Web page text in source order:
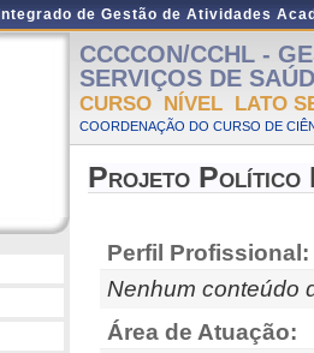
de Gestão de Atividades
CCCCON/CCHL -
SERVIÇOS DE
CURSO NÍVEL LATO
COORDENAÇÃO DO CURSO DE
Projeto Político
Perfil Profissional:
Nenhum conteúdo
Área de Atuação: